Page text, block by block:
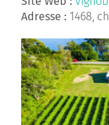
Adresse : 1468,